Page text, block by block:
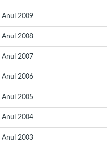
Anul 2009
Anul 2008
Anul 2007
Anul 2006
Anul 2005
Anul 2004
Anul 2003